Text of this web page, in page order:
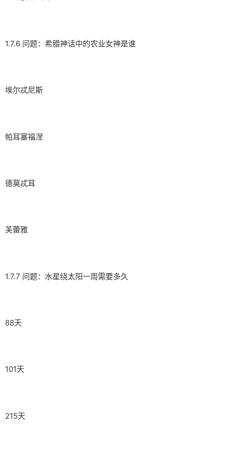
1.7.6 问题：希腊神话中的农业女神是谁
埃尔忒尼斯
帕耳塞福涅
德莫忒耳
芙蕾雅
1.7.7 问题：水星绕太阳一周需要多久
88天
101天
215天